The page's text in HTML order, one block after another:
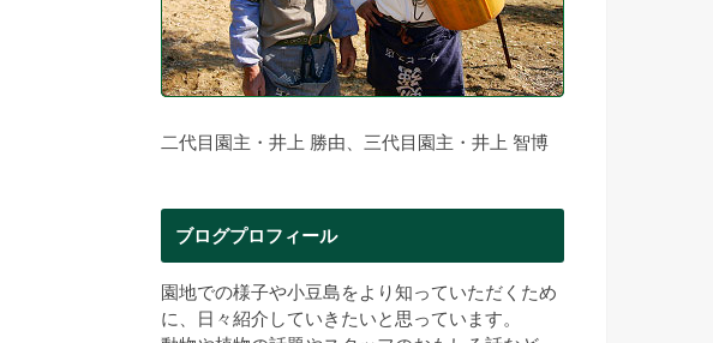
二代目園主・井上 勝由、三代目園主・井上 智博
ブログプロフィール
園地での様子や小豆島をより知っていただくため
に、日々紹介していきたいと思っています。